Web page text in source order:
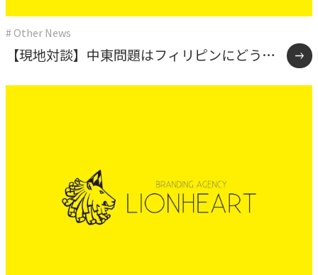
# Other News
【現地対談】中東問題はフィリピンにどう影
響している？マカティのオフィスと現地スタ